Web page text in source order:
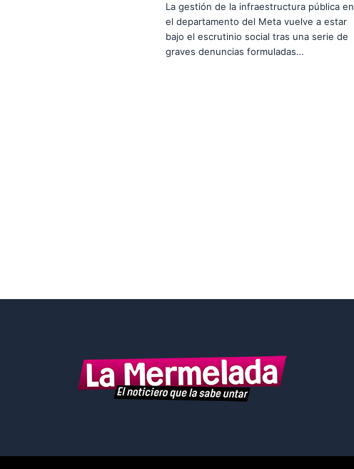
La gestión de la infraestructura pública en
el departamento del Meta vuelve a estar
bajo el escrutinio social tras una serie de
graves denuncias formuladas…